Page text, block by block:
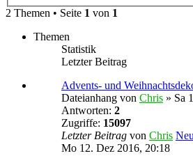
2 Themen • Seite 1 von 1
Themen
Statistik
Letzter Beitrag
Advents- und
Dateianhang von Chris » Sa
Antworten: 2
Zugriffe: 15097
Letzter Beitrag von Chris
Mo 12. Dez 2016, 20:18